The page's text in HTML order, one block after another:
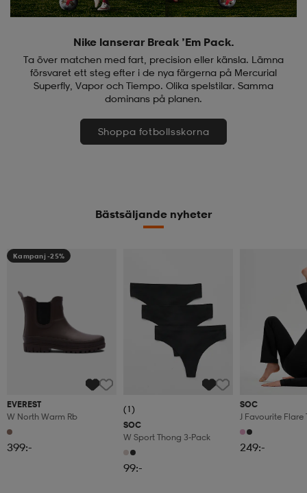
Nike lanserar Break ’Em Pack.
Ta över matchen med fart, precision eller känsla. Lämna
försvaret ett steg efter i de nya färgerna på Mercurial
Superfly, Vapor och Tiempo. Olika spelstilar. Samma
dominans på planen.
Shoppa fotbollsskorna
Bästsäljande nyheter
Kampanj -25%
EVEREST
W North Warm Rb
399:-
(1)
SOC
W Sport Thong 3-Pack
99:-
SOC
J Favourite Flare
249:-